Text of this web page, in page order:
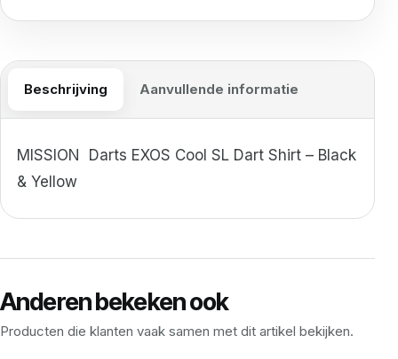
Beschrijving Aanvullende informatie
MISSION
Darts EXOS Cool SL Dart Shirt – Black
& Yellow
Anderen bekeken ook
Producten die klanten vaak samen met dit artikel bekijken.